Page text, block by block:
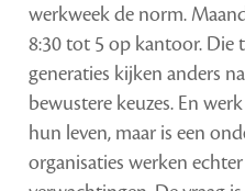
werkweek de norm.
8:30 tot 5 op kantoor. Die
generaties kijken anders
bewustere keuzes. En
hun leven, maar is een
organisaties werken